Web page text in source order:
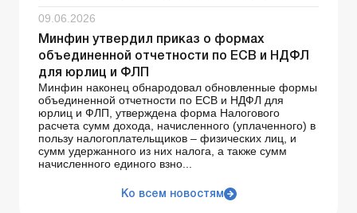
09.06.2026
Минфин утвердил приказ о формах
объединенной отчетности по ЕСВ и НДФЛ
для юрлиц и ФЛП
Минфин наконец обнародовал обновленные формы
объединенной отчетности по ЕСВ и НДФЛ для
юрлиц и ФЛП, утверждена форма Налогового
расчета сумм дохода, начисленного (уплаченного) в
пользу налогоплательщиков – физических лиц, и
сумм удержанного из них налога, а также сумм
начисленного единого взно...
Ко всем новостям